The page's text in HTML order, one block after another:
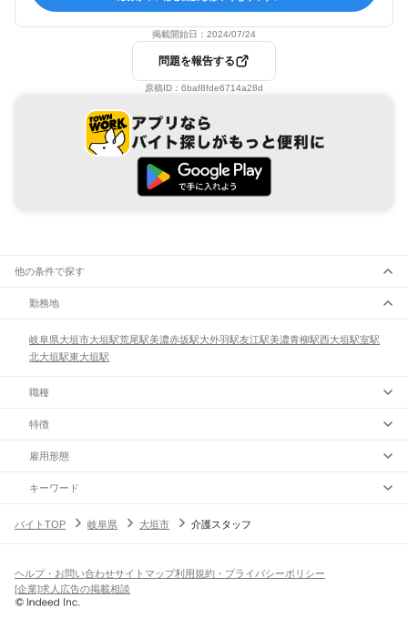
掲載開始日： 2024/07/24
問題を報告する
原稿ID： 6baf8fde6714a28d
他の条件で探す
勤務地
岐阜県大垣市大垣駅荒尾駅美濃赤坂駅大外羽駅友江駅美濃青柳駅西大垣駅室駅
北大垣駅東大垣駅
職種
特徴
雇用形態
キーワード
バイトTOP 岐阜県 大垣市 介護スタッフ
ヘルプ・お問い合わせサイトマップ利用規約・プライバシーポリシー
[企業]求人広告の掲載相談